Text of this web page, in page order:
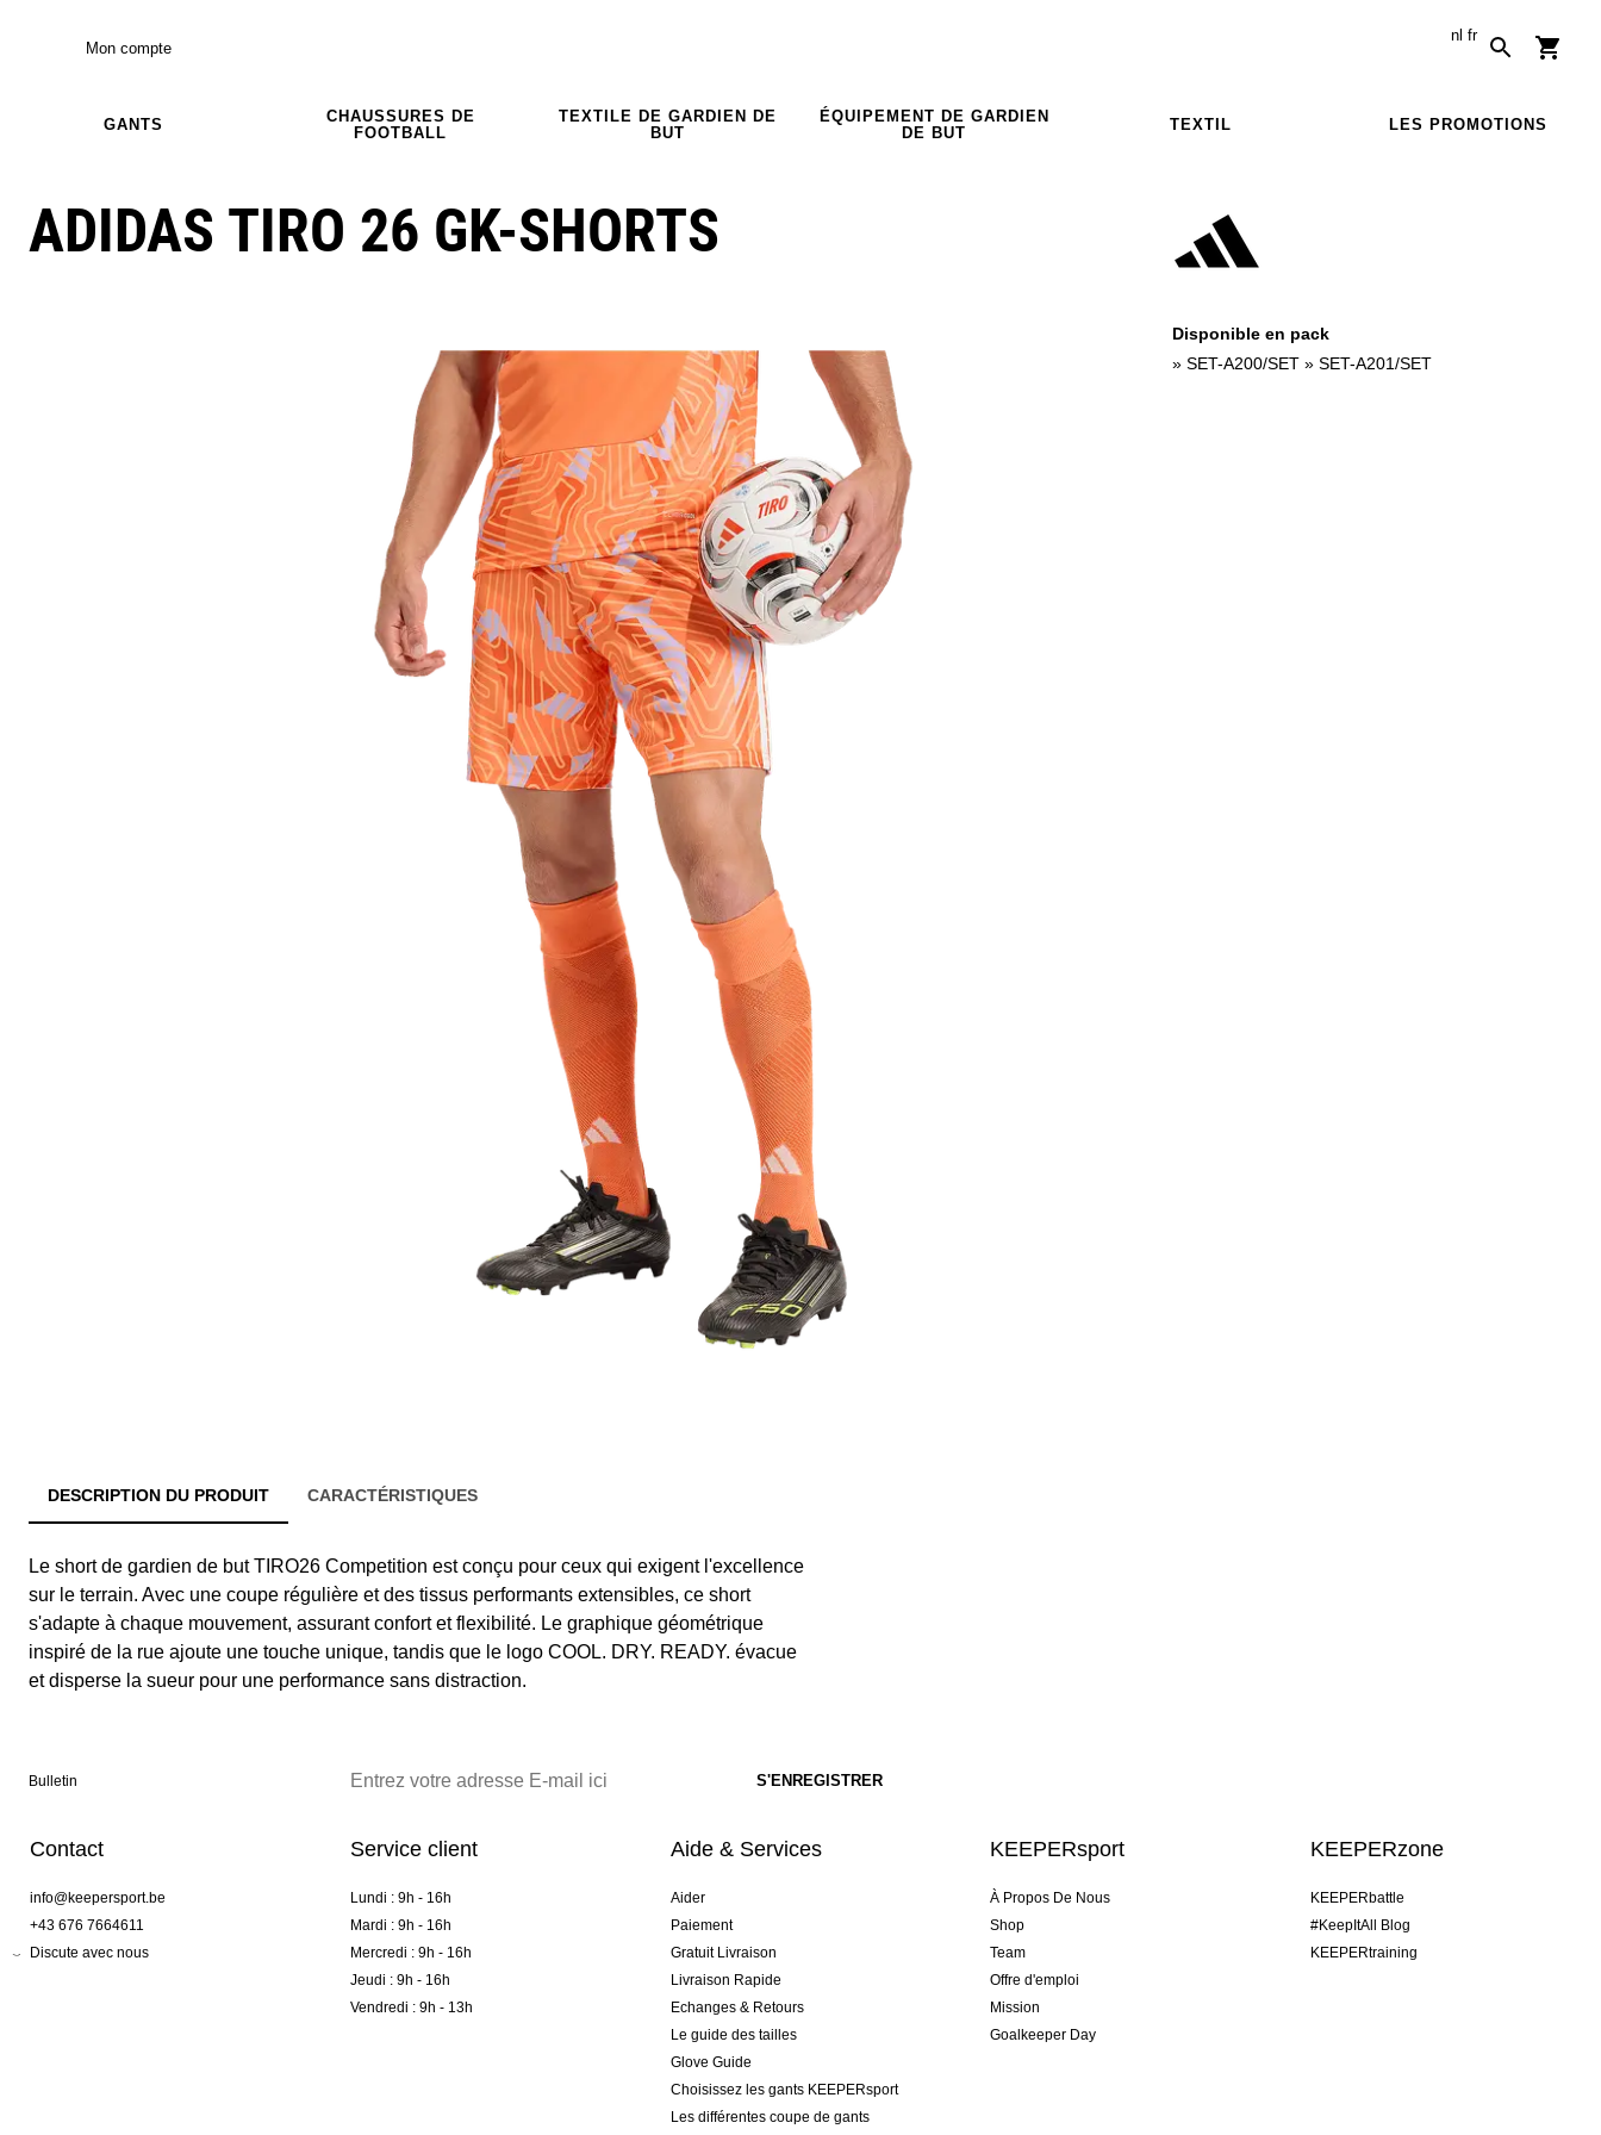
Mon compte
nl fr
GANTS
CHAUSSURES DE
FOOTBALL
TEXTILE DE GARDIEN DE
BUT
ÉQUIPEMENT DE GARDIEN
DE BUT
TEXTIL LES PROMOTIONS
ADIDAS TIRO 26 GK-SHORTS
Disponible en pack
» SET-A200/SET » SET-A201/SET
DESCRIPTION DU PRODUIT CARACTÉRISTIQUES
Le short de gardien de but TIRO26 Competition est conçu pour ceux qui exigent l'excellence
sur le terrain. Avec une coupe régulière et des tissus performants extensibles, ce short
s'adapte à chaque mouvement, assurant confort et flexibilité. Le graphique géométrique
inspiré de la rue ajoute une touche unique, tandis que le logo COOL. DRY. READY. évacue
et disperse la sueur pour une performance sans distraction.
Bulletin
Contact
info@keepersport.be
+43 676 7664611
Discute avec nous
Service client
Lundi : 9h - 16h
Mardi : 9h - 16h
Mercredi : 9h - 16h
Jeudi : 9h - 16h
Vendredi : 9h - 13h
Aide & Services
Aider
Paiement
Gratuit Livraison
Livraison Rapide
Echanges & Retours
Le guide des tailles
Glove Guide
Choisissez les gants KEEPERsport
Les différentes coupe de gants
KEEPERsport
À Propos De Nous
Shop
Team
Offre d'emploi
Mission
Goalkeeper Day
KEEPERzone
KEEPERbattle
#KeepItAll Blog
KEEPERtraining